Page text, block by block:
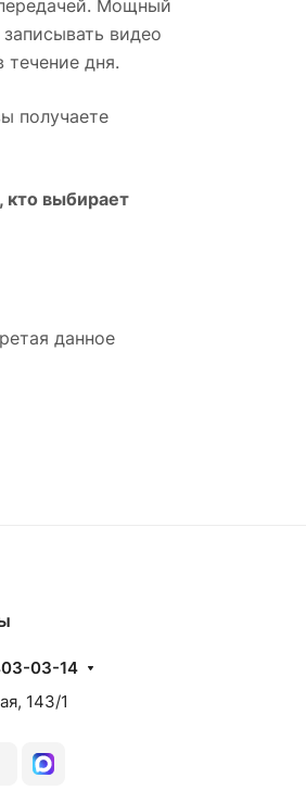
Мощный
видео
дня.
получаете
кто выбирает
данное
03-14
143/1